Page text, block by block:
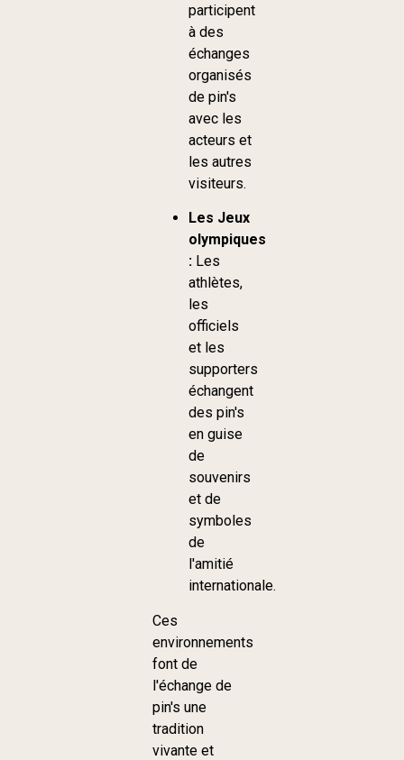
participent
à des
échanges
organisés
de pin's
avec les
acteurs et
les autres
visiteurs.
Les Jeux
olympiques
:Les
athlètes,
les
officiels
et les
supporters
échangent
des pin's
en guise
de
souvenirs
et de
symboles
de
l'amitié
internationale.
Ces
environnements
font de
l'échange de
pin's une
tradition
vivante et